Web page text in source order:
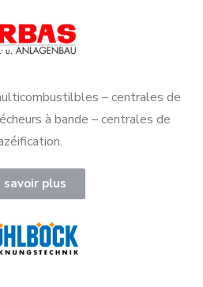
– centrales de
à bande – centrales de
savoir plus